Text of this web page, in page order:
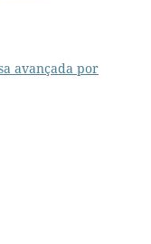
avançada por